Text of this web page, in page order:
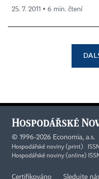
25. 7. 2011 ▪ 6 min. čtení
© 1996-2026 Economia, a.s.
Hospodářské noviny (print)
Hospodářské noviny (online)
Certifikováno Sledujte